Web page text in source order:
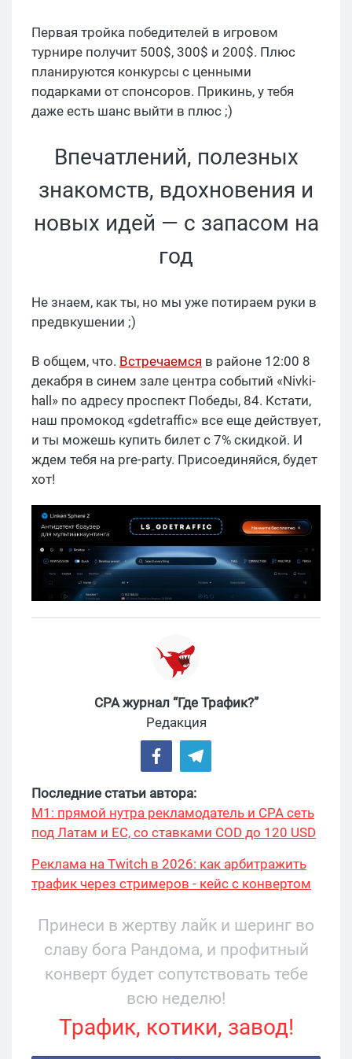
Первая тройка победителей в игровом
турнире получит 500$, 300$ и 200$. Плюс
планируются конкурсы с ценными
подарками от спонсоров. Прикинь, у тебя
даже есть шанс выйти в плюс ;)
Впечатлений, полезных
знакомств, вдохновения и
новых идей — с запасом на
год
Не знаем, как ты, но мы уже потираем руки в
предвкушении ;)
В общем, что. Встречаемся в районе 12:00 8
декабря в синем зале центра событий «Nivki-
hall» по адресу проспект Победы, 84. Кстати,
наш промокод «gdetraffic» все еще действует,
и ты можешь купить билет с 7% скидкой. И
ждем тебя на pre-party. Присоединяйся, будет
хот!
CPA журнал “Где Трафик?”
Редакция
Последние статьи автора:
М1: прямой нутра рекламодатель и CPA сеть
под Латам и ЕС, со ставками COD до 120 USD
Реклама на Twitch в 2026: как арбитражить
трафик через стримеров - кейс с конвертом
Принеси в жертву лайк и шеринг во
славу бога Рандома, и профитный
конверт будет сопутствовать тебе
всю неделю!
Трафик, котики, завод!